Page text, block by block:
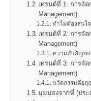
เทรนด์ที่ 1: การจัด
Management)
ทำไมต้องสนใ
เทรนด์ที่ 2: การจั
Management)
ความสำคัญขอ
เทรนด์ที่ 3: การจัด
Management)
นวัตกรรมคือกุ
มุมมองจากพี่ (ประ